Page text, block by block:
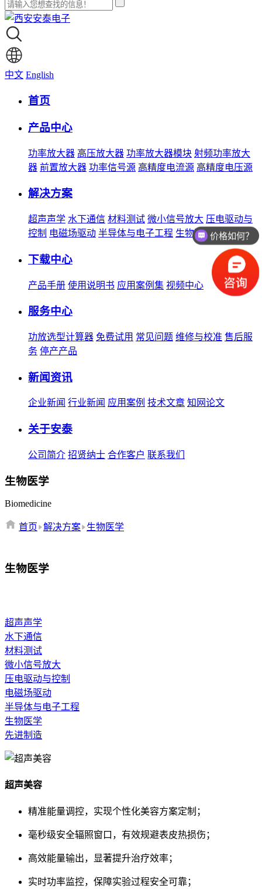
中文 English
首页
产品中心
功率放大器 高压放大器 功率放大器模块 射频功率放大
器 前置放大器 功率信号源 高精度电流源 高精度电压源
解决方案
超声声学 水下通信 材料测试 微小信号放大 压电驱动与
控制 电磁场驱动 半导体与电子工程 生物医学 先进制造
下载中心
产品手册 使用说明书 应用案例集 视频中心
服务中心
功放选型计算器 免费试用 常见问题 维修与校准 售后服
务 停产产品
新闻资讯
企业新闻 行业新闻 应用案例 技术文章 知网论文
关于安泰
公司简介 招贤纳士 合作客户 联系我们
生物医学
Biomedicine
首页 解决方案 生物医学
生物医学
超声声学
水下通信
材料测试
微小信号放大
压电驱动与控制
电磁场驱动
半导体与电子工程
生物医学
先进制造
超声美容
精准能量调控，实现个性化美容方案定制；
毫秒级安全辐照窗口，有效规避表皮热损伤；
高效能量输出，显著提升治疗效率；
实时功率监控，保障实验过程安全可靠；
价格如何？